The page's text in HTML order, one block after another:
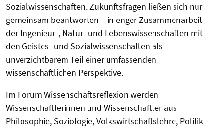
Sozialwissenschaften. Zukunftsfragen ließen sich nur
gemeinsam beantworten – in enger Zusammenarbeit
der Ingenieur-, Natur- und Lebenswissenschaften mit
den Geistes- und Sozialwissenschaften als
unverzichtbarem Teil einer umfassenden
wissenschaftlichen Perspektive.
Im Forum Wissenschaftsreflexion werden
Wissenschaftlerinnen und Wissenschaftler aus
Philosophie, Soziologie, Volkswirtschaftslehre, Politik-